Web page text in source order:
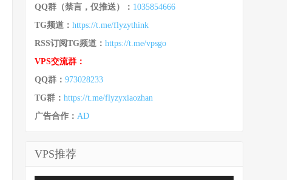
QQ群（禁言，仅推送）： 1035854666
TG频道： https://t.me/flyzythink
RSS订阅TG频道： https://t.me/vpsgo
VPS交流群：
QQ群： 973028233
TG群： https://t.me/flyzyxiaozhan
广告合作： AD
VPS推荐